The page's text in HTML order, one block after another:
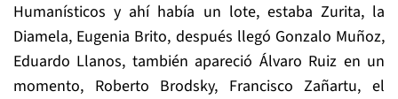
Humanísticos y ahí había un lote, estaba Zurita, la
Diamela, Eugenia Brito, después llegó Gonzalo Muñoz,
Eduardo Llanos, también apareció Álvaro Ruiz en un
momento, Roberto Brodsky, Francisco Zañartu, el